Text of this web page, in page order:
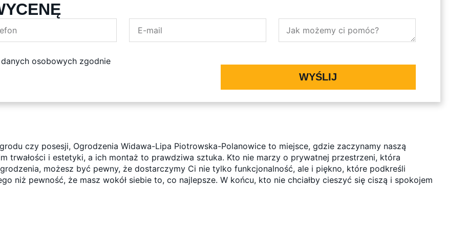
osobowych zgodnie
WYŚLIJ
czy posesji, Ogrodzenia Widawa-Lipa Piotrowska-Polanowice to miejsce, gdzie zaczynamy naszą
trwałości i estetyki, a ich montaż to prawdziwa sztuka. Kto nie marzy o prywatnej przestrzeni, która
możesz być pewny, że dostarczymy Ci nie tylko funkcjonalność, ale i piękno, które podkreśli
niż pewność, że masz wokół siebie to, co najlepsze. W końcu, kto nie chciałby cieszyć się ciszą i spokojem